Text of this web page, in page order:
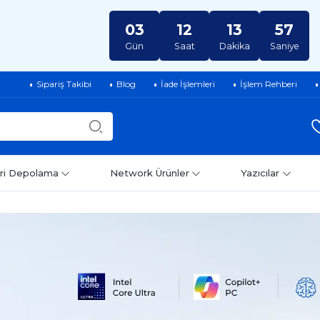
03
Gün
12
Saat
13
Dakika
56
Saniye
Sipariş Takibi Blog İade İşlemleri İşlem Rehberi
Depolama Network Ürünler Yazıcılar